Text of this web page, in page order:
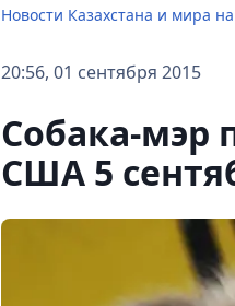
Новости Казахстана и мира
20:56, 01 сентября 2015
Собака-мэр
США 5